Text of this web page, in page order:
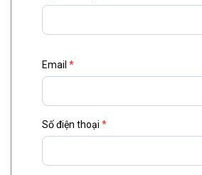
Email *
Số điện thoại *